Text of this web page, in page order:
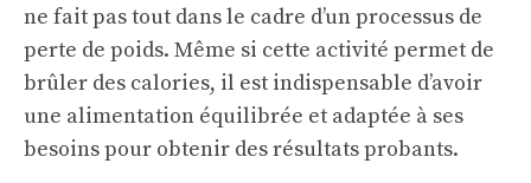
ne fait pas tout dans le cadre d’un processus de
perte de poids. Même si cette activité permet de
brûler des calories, il est indispensable d’avoir
une alimentation équilibrée et adaptée à ses
besoins pour obtenir des résultats probants.